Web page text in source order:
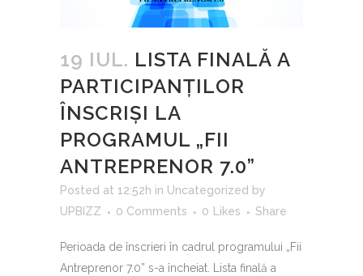
19 IUL. LISTA FINALĂ A
PARTICIPANȚILOR
ÎNSCRIȘI LA
PROGRAMUL „FII
ANTREPRENOR 7.0”
Posted at 12:52h in Uncategorized by
UPBIZZ
0 Comments 0 Likes Share
Perioada de înscrieri în cadrul programului „Fii
Antreprenor 7.0” s-a încheiat. Lista finală a